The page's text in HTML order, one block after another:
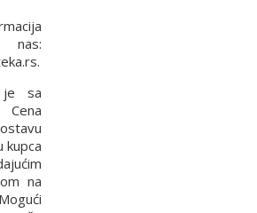
nas:
je sa
kupca
na